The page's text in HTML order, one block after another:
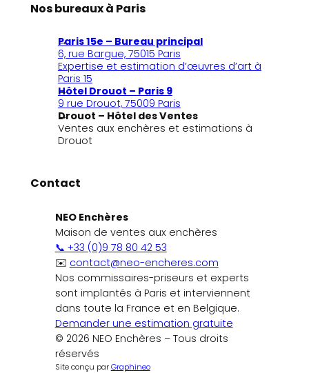
Nos bureaux à Paris
Paris 15e – Bureau principal
6, rue Bargue, 75015 Paris
Expertise et estimation d’œuvres d’art à
Paris 15
Hôtel Drouot – Paris 9
9 rue Drouot, 75009 Paris
Drouot – Hôtel des Ventes
Ventes aux enchères et estimations à
Drouot
Contact
NEO Enchères
Maison de ventes aux enchères
📞 +33 (0)9 78 80 42 53
✉️ contact@neo-encheres.com
Nos commissaires-priseurs et experts
sont implantés à Paris et interviennent
dans toute la France et en Belgique.
Demander une estimation gratuite
© 2026 NEO Enchères – Tous droits
réservés
Site conçu parGraphineo